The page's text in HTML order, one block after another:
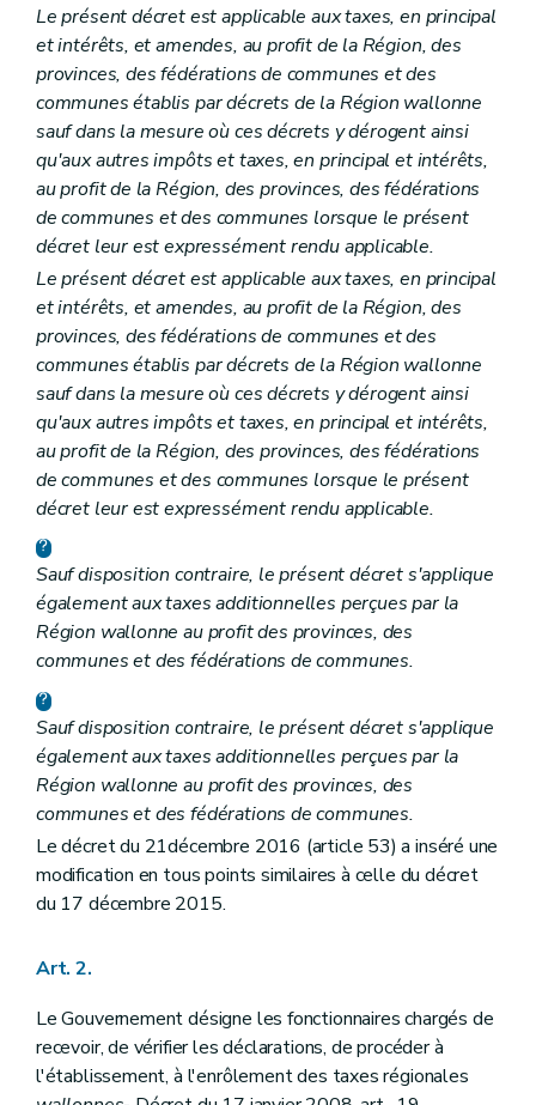
Art.18bis
Art. 19
Art. 20
Art.20bis
Art.20
Art. 20quater
Art. 20quinquies
Art. 21
Art. 22
Art. 23
Art. 24
Art.24bis
Chapitre V Voies de recours
Section première
Recours administratif
Art. 25
Art.25bis
Art. 26
Art. 27
Art.27bis
Section 2 Recours judiciaire
Art. 28
ChapitreVbis
Demandes subsidiaires de restitutions
Chapitre VI Intérêts
Section première Intérêts de retard dus par le redevable
Art. 29
Art. 30
Art.30bis
Art. 32
Art. 33
Art. 34
Chapitre VII
Recouvrement
Section première Les poursuites
Art. 34bis
Art. 35
Art. 35
bis
Art.35 ter
Art. 38
Art. 39
Art. 40
Art. 41
Le présent décret est applicable aux taxes, en principal
et intérêts, et amendes, au profit de la Région, des
provinces, des fédérations de communes et des
communes établis par décrets de la Région wallonne
sauf dans la mesure où ces décrets y dérogent ainsi
qu'aux autres impôts et taxes, en principal et intérêts,
au profit de la Région, des provinces, des fédérations
de communes et des communes lorsque le présent
décret leur est expressément rendu applicable.
Le présent décret est applicable aux taxes, en principal
et intérêts, et amendes, au profit de la Région, des
provinces, des fédérations de communes et des
communes établis par décrets de la Région wallonne
sauf dans la mesure où ces décrets y dérogent ainsi
qu'aux autres impôts et taxes, en principal et intérêts,
au profit de la Région, des provinces, des fédérations
de communes et des communes lorsque le présent
décret leur est expressément rendu applicable.
Sauf disposition contraire, le présent décret s'applique
également aux taxes additionnelles perçues par la
Région wallonne au profit des provinces, des
communes et des fédérations de communes.
Sauf disposition contraire, le présent décret s'applique
également aux taxes additionnelles perçues par la
Région wallonne au profit des provinces, des
communes et des fédérations de communes.
Le décret du 21décembre 2016 (article 53) a inséré une
modification en tous points similaires à celle du décret
du 17 décembre 2015.
Art. 2.
Le Gouvernement désigne les fonctionnaires chargés de
recevoir, de vérifier les déclarations, de procéder à
l'établissement, à l'enrôlement des taxes régionales